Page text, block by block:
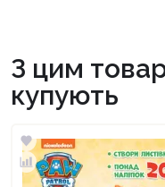
З цим
купують